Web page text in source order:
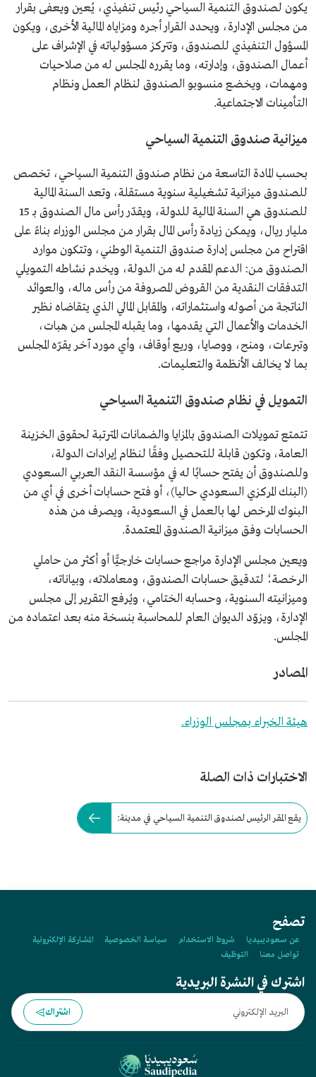
يكون لصندوق التنمية السياحي رئيس تنفيذي، يُعين ويعفى بقرار
من مجلس الإدارة، ويحدد القرار أجره ومزاياه المالية الأخرى، ويكون
المسؤول التنفيذي للصندوق، وتتركز مسؤولياته في الإشراف على
أعمال الصندوق، وإدارته، وما يقرره المجلس له من صلاحيات
ومهمات، ويخضع منسوبو الصندوق لنظام العمل ونظام
التأمينات الاجتماعية.
ميزانية صندوق التنمية السياحي
بحسب المادة التاسعة من نظام صندوق التنمية السياحي، تخصص
للصندوق ميزانية تشغيلية سنوية مستقلة، وتعد السنة المالية
للصندوق هي السنة المالية للدولة، ويقدّر رأس مال الصندوق بـ 15
مليار ريال، ويمكن زيادة رأس المال بقرار من مجلس الوزراء بناءً على
اقتراح من مجلس إدارة صندوق التنمية الوطني، وتتكون موارد
الصندوق من: الدعم المقدم له من الدولة، ويخدم نشاطه التمويلي
التدفقات النقدية من القروض المصروفة من رأس ماله، والعوائد
الناتجة من أصوله واستثماراته، والمقابل المالي الذي يتقاضاه نظير
الخدمات والأعمال التي يقدمها، وما يقبله المجلس من هبات،
وتبرعات، ومنح، ووصايا، وريع أوقاف، وأي مورد آخر يقرّه المجلس
بما لا يخالف الأنظمة والتعليمات.
التمويل في نظام صندوق التنمية السياحي
تتمتع تمويلات الصندوق بالمزايا والضمانات المترتبة لحقوق الخزينة
العامة، وتكون قابلة للتحصيل وفقًا لنظام إيرادات الدولة،
وللصندوق أن يفتح حسابًا له في مؤسسة النقد العربي السعودي
(البنك المركزي السعودي حاليا)، أو فتح حسابات أخرى في أي من
البنوك المرخص لها بالعمل في السعودية، ويصرف من هذه
الحسابات وفق ميزانية الصندوق المعتمدة.
ويعين مجلس الإدارة مراجع حسابات خارجيًّا أو أكثر من حاملي
الرخصة؛ لتدقيق حسابات الصندوق، ومعاملاته، وبياناته،
وميزانيته السنوية، وحسابه الختامي، ويُرفع التقرير إلى مجلس
الإدارة، ويزوّد الديوان العام للمحاسبة بنسخة منه بعد اعتماده من
المجلس.
المصادر
هيئة الخبراء بمجلس الوزراء.
الاختبارات ذات الصلة
يقع المقر الرئيس لصندوق التنمية السياحي في مدينة:
تصفح
عن سعوديبيديا شروط الاستخدام سياسة الخصوصية
المشاركة الإلكترونية
تواصل معنا
التوظيف
اشترك في النشرة البريدية
اشتراك